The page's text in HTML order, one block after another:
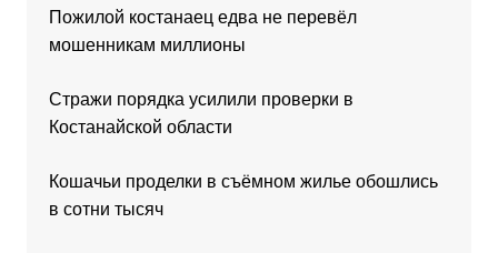
Пожилой костанаец едва не перевёл
мошенникам миллионы
Стражи порядка усилили проверки в
Костанайской области
Кошачьи проделки в съёмном жилье обошлись
в сотни тысяч